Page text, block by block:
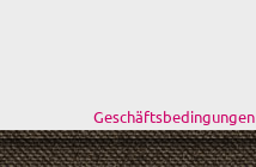
Geschäftsbedingungen